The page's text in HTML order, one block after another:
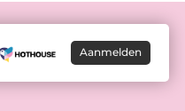
Aanmelden